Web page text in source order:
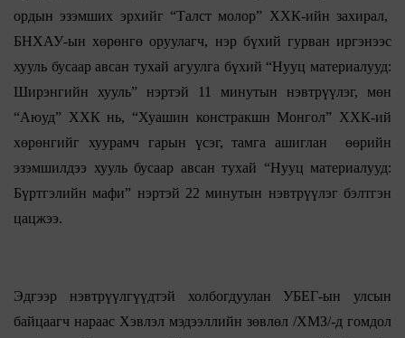
ордын эзэмших эрхийг “Талст молор” ХХК-ийн захирал,
БНХАУ-ын хөрөнгө оруулагч, нэр бүхий гурван иргэнээс
хууль бусаар авсан тухай агуулга бүхий “Нууц материалууд:
Ширэнгийн хууль” нэртэй 11 минутын нэвтрүүлэг, мөн
“Аюуд” ХХК нь, “Хуашин констракшн Монгол” ХХК-ий
хөрөнгийг хуурамч гарын үсэг, тамга ашиглан өөрийн
эзэмшилдээ хууль бусаар авсан тухай “Нууц материалууд:
Бүртгэлийн мафи” нэртэй 22 минутын нэвтрүүлэг бэлтгэн
цацжээ.
Эдгээр нэвтрүүлгүүдтэй холбогдуулан УБЕГ-ын улсын
байцаагч нараас Хэвлэл мэдээллийн зөвлөл /ХМЗ/-д гомдол